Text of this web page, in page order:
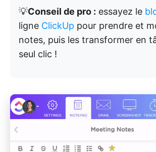
💡Conseil de pro : essayez le
ligne ClickUp pour prendre et
notes, puis les transformer en
seul clic !